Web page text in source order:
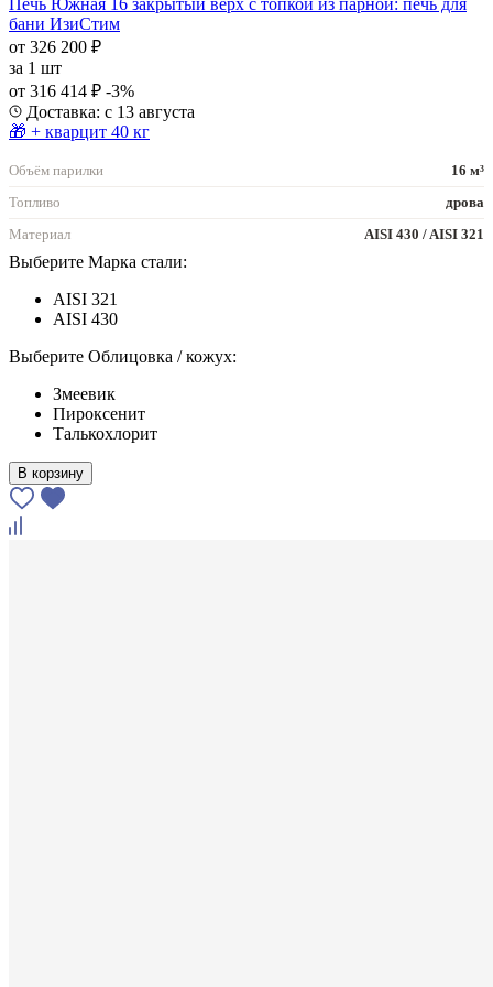
бани ИзиСтим
от 326 200 ₽
за 1 шт
от 316 414 ₽ -3%
Доставка: с 13 августа
🎁 + кварцит 40 кг
Объём парилки
16 м³
Топливо
дрова
Материал
AISI 430 / AISI 321
Выберите Марка стали:
AISI 321
AISI 430
Выберите Облицовка / кожух:
Змеевик
Пироксенит
Талькохлорит
В корзину